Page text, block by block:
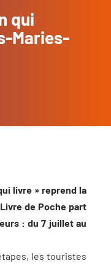
qui
Maries-
livre » reprend la
de Poche part
: du 7 juillet au
les touristes